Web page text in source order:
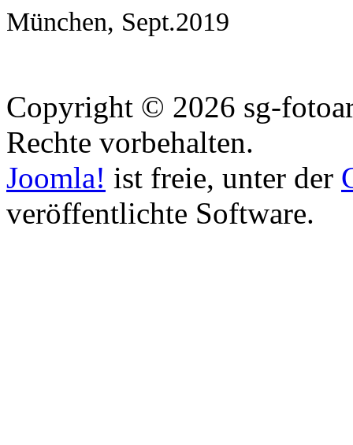
München, Sept.2019
Copyright © 2026 sg-
Rechte vorbehalten.
Joomla! ist freie, unter der
veröffentlichte Software.